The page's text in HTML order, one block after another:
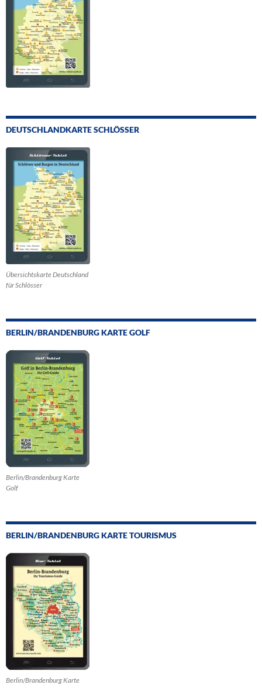
DEUTSCHLANDKARTE SCHLÖSSER
Übersichtskarte Deutschland
für Schlösser
BERLIN/BRANDENBURG KARTE GOLF
Berlin/Brandenburg Karte
Golf
BERLIN/BRANDENBURG KARTE TOURISMUS
Berlin/Brandenburg Karte